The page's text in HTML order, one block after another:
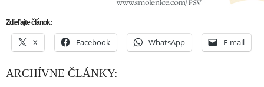
Zdieľajte článok:
X Facebook WhatsApp E-mail
ARCHÍVNE ČLÁNKY: